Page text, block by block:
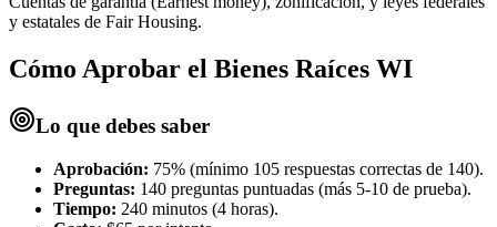
y estatales de Fair Housing.
Cómo Aprobar el Bienes Raíces WI
Lo que debes saber
Aprobación: 75% (mínimo 105 respuestas correctas de 140).
Preguntas: 140 preguntas puntuadas (más 5-10 de prueba).
Tiempo: 240 minutos (4 horas).